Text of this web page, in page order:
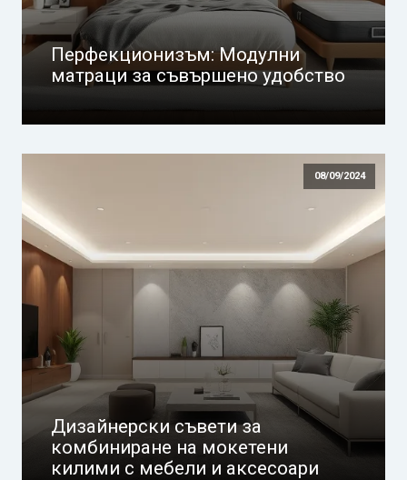
Перфекционизъм: Модулни
матраци за съвършено удобство
08/09/2024
Дизайнерски съвети за
комбиниране на мокетени
килими с мебели и аксесоари